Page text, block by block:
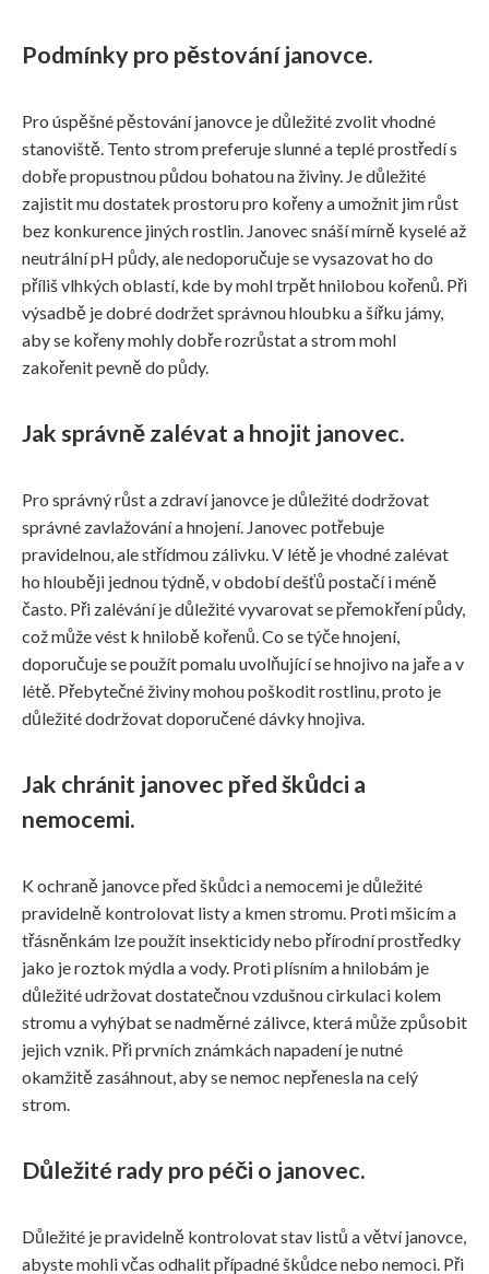
Podmínky pro pěstování janovce.
Pro úspěšné pěstování janovce je důležité zvolit vhodné
stanoviště. Tento strom preferuje slunné a teplé prostředí s
dobře propustnou půdou bohatou na živiny. Je důležité
zajistit mu dostatek prostoru pro kořeny a umožnit jim růst
bez konkurence jiných rostlin. Janovec snáší mírně kyselé až
neutrální pH půdy, ale nedoporučuje se vysazovat ho do
příliš vlhkých oblastí, kde by mohl trpět hnilobou kořenů. Při
výsadbě je dobré dodržet správnou hloubku a šířku jámy,
aby se kořeny mohly dobře rozrůstat a strom mohl
zakořenit pevně do půdy.
Jak správně zalévat a hnojit janovec.
Pro správný růst a zdraví janovce je důležité dodržovat
správné zavlažování a hnojení. Janovec potřebuje
pravidelnou, ale střídmou zálivku. V létě je vhodné zalévat
ho hlouběji jednou týdně, v období dešťů postačí i méně
často. Při zalévání je důležité vyvarovat se přemokření půdy,
což může vést k hnilobě kořenů. Co se týče hnojení,
doporučuje se použít pomalu uvolňující se hnojivo na jaře a v
létě. Přebytečné živiny mohou poškodit rostlinu, proto je
důležité dodržovat doporučené dávky hnojiva.
Jak chránit janovec před škůdci a
nemocemi.
K ochraně janovce před škůdci a nemocemi je důležité
pravidelně kontrolovat listy a kmen stromu. Proti mšicím a
třásněnkám lze použít insekticidy nebo přírodní prostředky
jako je roztok mýdla a vody. Proti plísním a hnilobám je
důležité udržovat dostatečnou vzdušnou cirkulaci kolem
stromu a vyhýbat se nadměrné zálivce, která může způsobit
jejich vznik. Při prvních známkách napadení je nutné
okamžitě zasáhnout, aby se nemoc nepřenesla na celý
strom.
Důležité rady pro péči o janovec.
Důležité je pravidelně kontrolovat stav listů a větví janovce,
abyste mohli včas odhalit případné škůdce nebo nemoci. Při